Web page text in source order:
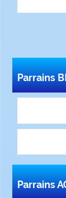
Parrains
Parrains